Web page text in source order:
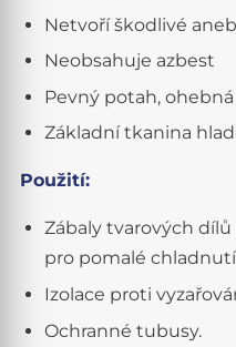
Netvoří škodlivé
Neobsahuje azbest
Pevný potah, ohebná
Základní tkanina
Použití:
Zábaly tvarových
pro pomalé
Izolace proti
Ochranné tubusy.